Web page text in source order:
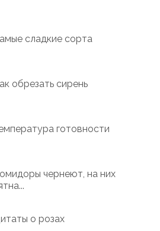
сладкие сорта
обрезать сирень
готовности
чернеют, на них
о розах